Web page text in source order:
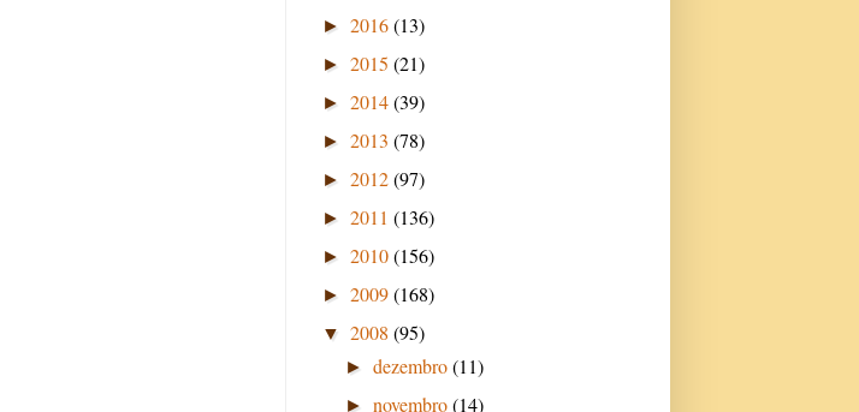
► 2016(13)
► 2015 (21)
► 2014(39)
► 2013 (78)
► 2012(97)
► 2011 (136)
► 2010(156)
► 2009(168)
▼ 2008 (95)
►dezembro(11)
►novembro(14)